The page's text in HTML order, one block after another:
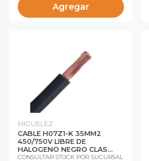
Agregar
MIGUELEZ
CABLE H07Z1-K 35MM2
450/750V LIBRE DE
HALOGENO NEGRO CLAS...
CONSULTAR STOCK POR SUCURSAL